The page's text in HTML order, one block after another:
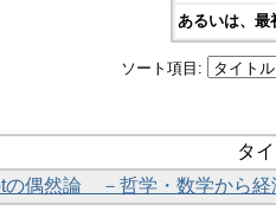
あるいは、最
ソート項目:
タ
の偶然論 －哲学・数学から経